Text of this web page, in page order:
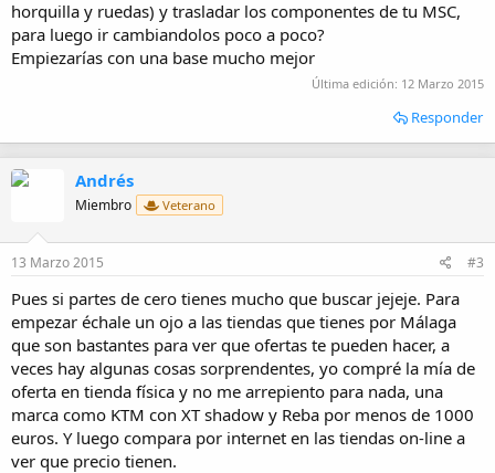
horquilla y ruedas) y trasladar los componentes de tu MSC,
para luego ir cambiandolos poco a poco?
Empiezarías con una base mucho mejor
Última edición: 12 Marzo 2015
Responder
Andrés
Miembro Veterano
13 Marzo 2015 #3
Pues si partes de cero tienes mucho que buscar jejeje. Para
empezar échale un ojo a las tiendas que tienes por Málaga
que son bastantes para ver que ofertas te pueden hacer, a
veces hay algunas cosas sorprendentes, yo compré la mía de
oferta en tienda física y no me arrepiento para nada, una
marca como KTM con XT shadow y Reba por menos de 1000
euros. Y luego compara por internet en las tiendas on-line a
ver que precio tienen.